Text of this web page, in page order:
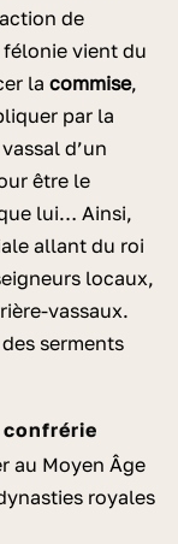
de
vient du
la commise,
par la
d’un
être le
lui… Ainsi,
allant du roi
locaux,
vassaux.
serments
confrérie
au Moyen Âge
royales